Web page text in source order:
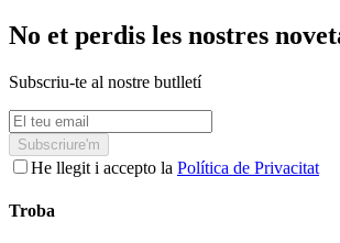
No et perdis les nostres
Subscriu-te al nostre butlletí
Subscriure'm
He llegit i accepto la Política de Privacitat
Troba